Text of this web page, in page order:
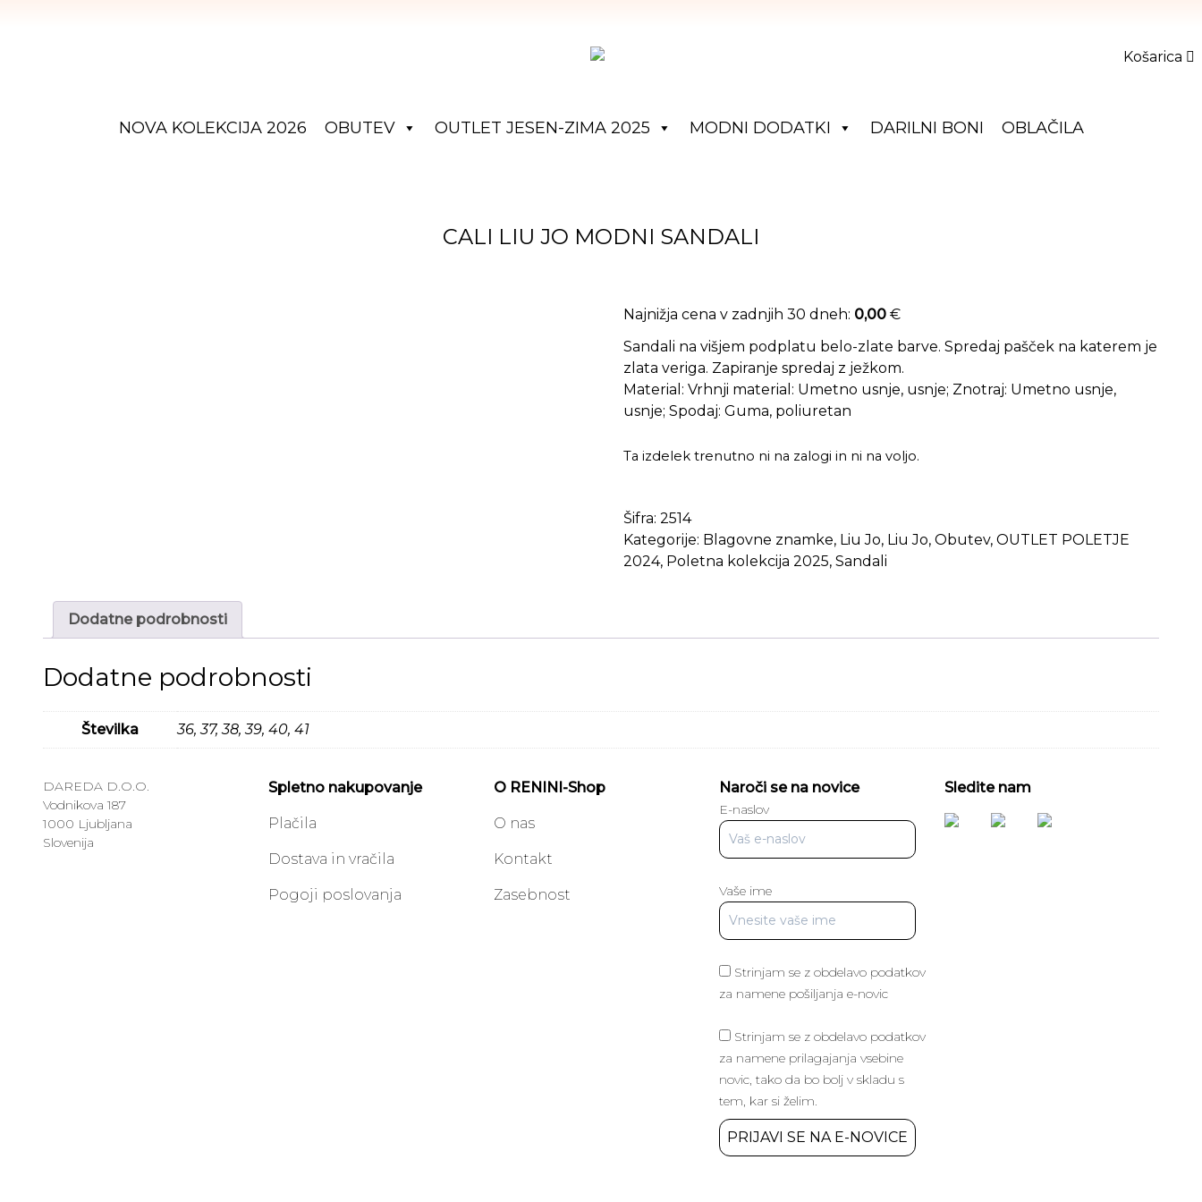
Košarica
NOVA KOLEKCIJA 2026 OBUTEV OUTLET JESEN-ZIMA 2025 MODNI DODATKI DARILNI BONI OBLAČILA
CALI LIU JO MODNI SANDALI
Najnižja cena v zadnjih 30 dneh: 0,00 €
Sandali na višjem podplatu belo-zlate barve. Spredaj pašček na katerem je
zlata veriga. Zapiranje spredaj z ježkom.
Material: Vrhnji material: Umetno usnje, usnje; Znotraj: Umetno usnje,
usnje; Spodaj: Guma, poliuretan
Ta izdelek trenutno ni na zalogi in ni na voljo.
Šifra: 2514
Kategorije: Blagovne znamke, Liu Jo, Liu Jo, Obutev, OUTLET POLETJE
2024, Poletna kolekcija 2025, Sandali
Dodatne podrobnosti
Dodatne podrobnosti
Številka 36, 37, 38, 39, 40, 41
DAREDA D.O.O.
Vodnikova 187
1000 Ljubljana
Slovenija
Spletno nakupovanje
Plačila
Dostava in vračila
Pogoji poslovanja
O RENINI-Shop
O nas
Kontakt
Zasebnost
Naroči se na novice
E-naslov
Vaše ime
Strinjam se z obdelavo podatkov
za namene pošiljanja e-novic
Strinjam se z obdelavo podatkov
za namene prilagajanja vsebine
novic, tako da bo bolj v skladu s
tem, kar si želim.
PRIJAVI SE NA E-NOVICE
Sledite nam